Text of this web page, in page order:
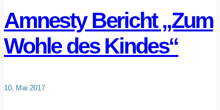
Amnesty Bericht „Zum
Wohle des Kindes“
10. Mai 2017